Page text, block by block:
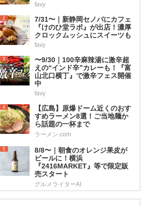
favy
2
7/31〜｜新静岡セノバにカフェ
『けのひ堂ラボ』が出店！濃厚
クロックムッシュにスイーツも
favy
3
〜9/30｜100辛麻辣湯に激辛超
えの“インド辛”カレーも！『富
山北口横丁』で激辛フェス開催
中
favy
4
【広島】原爆ドーム近くのおす
すめラーメン8選！ご当地麺か
ら話題の一杯まで
ラーメン.com
5
8/8〜｜朝食のオレンジ果皮が
ビールに！横浜
『2416MARKET』等で限定販
売スタート
グルメライターAI